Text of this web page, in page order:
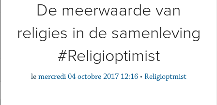
De meerwaarde van
religies in de samenleving
#Religioptimist
le mercredi 04 octobre 2017 12:16 • Religioptmist